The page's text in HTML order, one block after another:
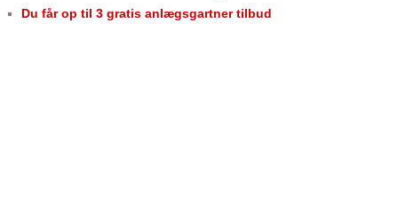
Du får op til 3 gratis anlægsgartner tilbud